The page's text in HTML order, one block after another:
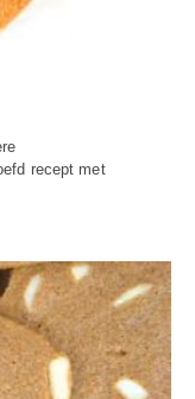
recept met